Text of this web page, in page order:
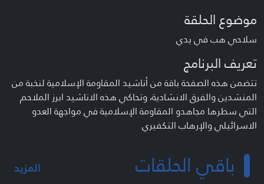
موضوع الحلقة
سلاحي هب في يدي
تعريف البرنامج
تتضمن هذه الصفحة باقة من أناشيد المقاومة الإسلامية لنخبة من
المنشدين والفرق الانشادية، وتحاكي هذه الاناشيد ابرز الملاحم
التي سطرها مجاهدو المقاومة الإسلامية في مواجهة العدو
الاسرائيلي والإرهاب التكفيري
باقي الحلقات المزيد